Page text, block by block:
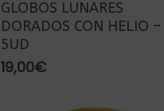
GLOBOS LUNARES
DORADOS CON HELIO –
5UD
19,00€